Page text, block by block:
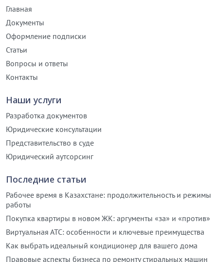
Главная
Документы
Оформление подписки
Статьи
Вопросы и ответы
Контакты
Наши услуги
Разработка документов
Юридические консультации
Представительство в суде
Юридический аутсорсинг
Последние статьи
Рабочее время в Казахстане: продолжительность и режимы
работы
Покупка квартиры в новом ЖК: аргументы «за» и «против»
Виртуальная АТС: особенности и ключевые преимущества
Как выбрать идеальный кондиционер для вашего дома
Правовые аспекты бизнеса по ремонту стиральных машин